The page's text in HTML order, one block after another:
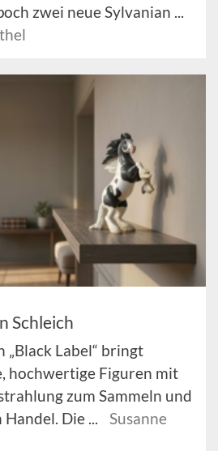
zwei neue Sylvanian ...
Schleich
„Black Label“ bringt
hochwertige Figuren mit
zum Sammeln und
Die ...
Susanne